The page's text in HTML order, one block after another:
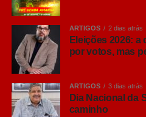
consome. Entender por que
aroma, o que muda entre uma
descobrir como a
e torna a experiência muito
um estilo melhor que outro,
combina mais com o gosto do
ocasião”, comenta Ana Paula
análise sensorial do Grupo
ARTIGOS 2 dias atrás
Eleições 2026:
por votos, mas
ARTIGOS 3 dias atrás
Dia Nacional da
caminho